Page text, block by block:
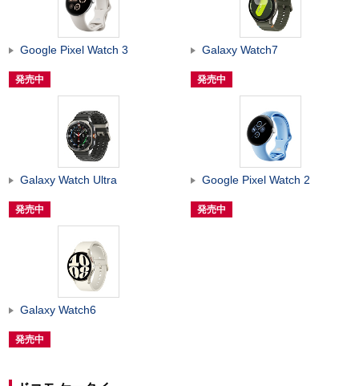
Google Pixel Watch 3
発売中
Galaxy Watch7
発売中
Galaxy Watch Ultra
発売中
Google Pixel Watch 2
発売中
Galaxy Watch6
発売中